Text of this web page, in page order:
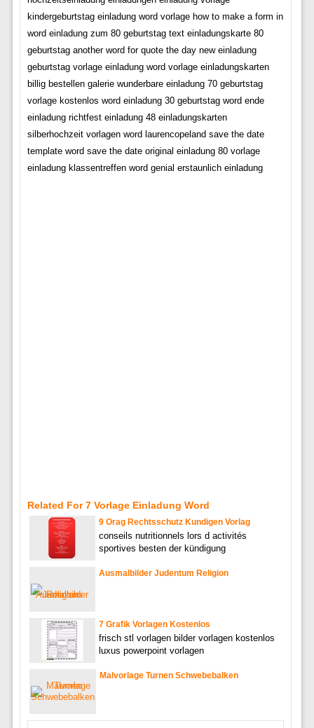
kindergeburtstag einladung word vorlage how to make a form in
word einladung zum 80 geburtstag text einladungskarte 80
geburtstag another word for quote the day new einladung
geburtstag vorlage einladung word vorlage einladungskarten
billig bestellen galerie wunderbare einladung 70 geburtstag
vorlage kostenlos word einladung 30 geburtstag word ende
einladung richtfest einladung 48 einladungskarten
silberhochzeit vorlagen word laurencopeland save the date
template word save the date original einladung 80 vorlage
einladung klassentreffen word genial erstaunlich einladung
Related For 7 Vorlage Einladung Word
9 Orag Rechtsschutz Kundigen Vorlag
conseils nutritionnels lors d activités
sportives besten der kündigung
Ausmalbilder Judentum Religion
7 Grafik Vorlagen Kostenlos
frisch stl vorlagen bilder vorlagen kostenlos
luxus powerpoint vorlagen
Malvorlage Turnen Schwebebalken